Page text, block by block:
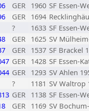
GER 1960 SF Essen-
GER 1694
? 1633 SF Essen-
GER 1625 SV
GER 1537 SF Brackel
GER 1428 SF Essen-
GER 1293 SV Ahlen
? 1181 SV Waltrop
GER 1138 SF Essen-
GER 1169 SV